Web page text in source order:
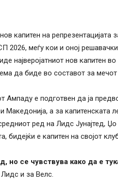
капитен на репрезентацијата
2026, меѓу кои и оној
најверојатниот нов капитен
да биде во составот за
Ампаду е подготвен да ја
и Македонија, а за
ред на Лидс Јунајтед,
бидејќи е капитен на својот
но се чувствува како да е
и за Велс.